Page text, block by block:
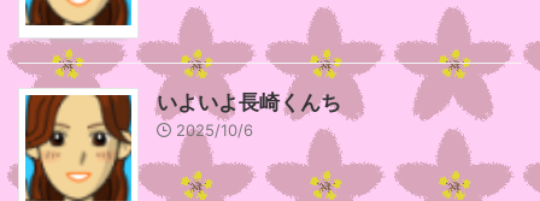
いよいよ長崎くんち
2025/10/6